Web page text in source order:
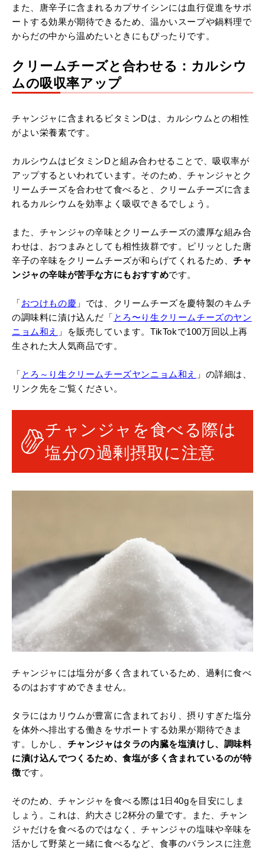
また、唐辛子に含まれるカプサイシンには血行促進をサポ
ートする効果が期待できるため、温かいスープや鍋料理で
からだの中から温めたいときにもぴったりです。
クリームチーズと合わせる：カルシウ
ムの吸収率アップ
チャンジャに含まれるビタミンDは、カルシウムとの相性
がよい栄養素です。
カルシウムはビタミンDと組み合わせることで、吸収率が
アップするといわれています。そのため、チャンジャとク
リームチーズを合わせて食べると、クリームチーズに含ま
れるカルシウムを効率よく吸収できるでしょう。
また、チャンジャの辛味とクリームチーズの濃厚な組み合
わせは、おつまみとしても相性抜群です。ピリッとした唐
辛子の辛味をクリームチーズが和らげてくれるため、チャ
ンジャの辛味が苦手な方にもおすすめです。
「おつけもの慶 」では、クリームチーズを慶特製のキムチ
の調味料に漬け込んだ「 とろ〜り生クリームチーズのヤン
ニョム和え
」を販売しています。TikTokで100万回以上再
生された大人気商品です。
「 とろ～り生クリームチーズヤンニョム和え
」の詳細は、
リンク先をご覧ください。
チャンジャを食べる際は
塩分の過剰摂取に注意
チャンジャには塩分が多く含まれているため、過剰に食べ
るのはおすすめできません。
タラにはカリウムが豊富に含まれており、摂りすぎた塩分
を体外へ排出する働きをサポートする効果が期待できま
す。しかし、 チャンジャはタラの内臓を塩漬けし、調味料
に漬け込んでつくるため、食塩が多く含まれているのが特
徴です。
そのため、チャンジャを食べる際は1日40gを目安にしま
しょう。これは、約大さじ2杯分の量です。また、チャン
ジャだけを食べるのではなく、チャンジャの塩味や辛味を
活かして野菜と一緒に食べるなど、食事のバランスに注意